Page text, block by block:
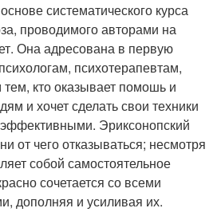
систематического курса
проводимого авторами на
Она адресована в первую
психотерапевтам,
тем, кто оказывает помошь и
и хочет сделать свои техники
Эриксонопский
от чего отказываться; несмотря
собой самостоятельное
сочетается со всеми
дополняя и усиливая их.